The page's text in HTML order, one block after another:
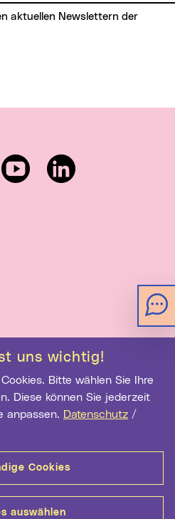
uns wichtig!
Diese können Sie jederzeit
anpassen. Datenschutz /
Cookies
auswählen
YouTube LinkedIn